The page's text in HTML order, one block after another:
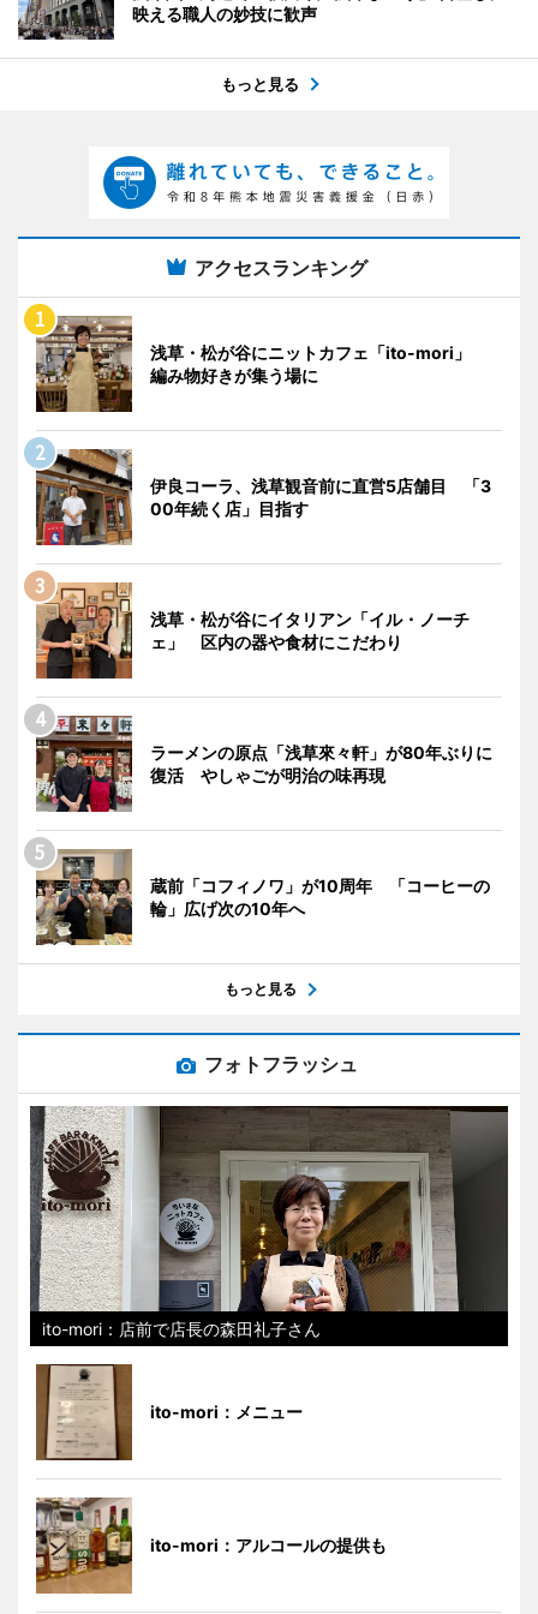
映える職人の妙技に歓声
もっと見る
アクセスランキング
浅草・松が谷にニットカフェ「ito-mori」
編み物好きが集う場に
伊良コーラ、浅草観音前に直営5店舗目 「3
00年続く店」目指す
浅草・松が谷にイタリアン「イル・ノーチ
ェ」 区内の器や食材にこだわり
ラーメンの原点「浅草來々軒」が80年ぶりに
復活 やしゃごが明治の味再現
蔵前「コフィノワ」が10周年 「コーヒーの
輪」広げ次の10年へ
もっと見る
フォトフラッシュ
ito-mori：店前で店長の森田礼子さん
ito-mori：メニュー
ito-mori：アルコールの提供も